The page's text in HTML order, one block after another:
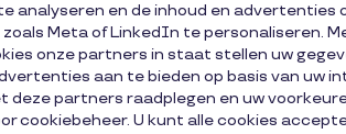
analyseren en de inhoud en advertenties
Meta of LinkedIn te personaliseren.
onze partners in staat stellen uw
aan te bieden op basis van uw
deze partners raadplegen en uw
cookiebeheer. U kunt alle cookies